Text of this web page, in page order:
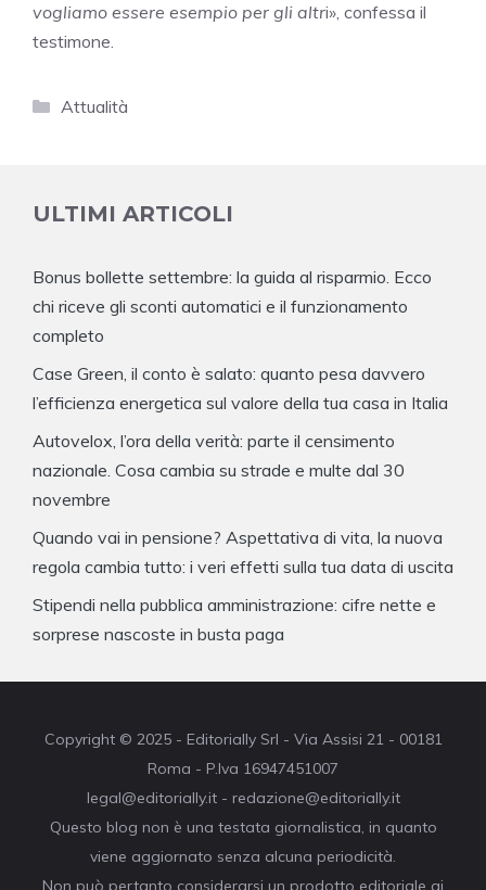
vogliamo essere esempio per gli altri», confessa il
testimone.
Categorie
Attualità
ULTIMI ARTICOLI
Bonus bollette settembre: la guida al risparmio. Ecco
chi riceve gli sconti automatici e il funzionamento
completo
Case Green, il conto è salato: quanto pesa davvero
l’efficienza energetica sul valore della tua casa in Italia
Autovelox, l’ora della verità: parte il censimento
nazionale. Cosa cambia su strade e multe dal 30
novembre
Quando vai in pensione? Aspettativa di vita, la nuova
regola cambia tutto: i veri effetti sulla tua data di uscita
Stipendi nella pubblica amministrazione: cifre nette e
sorprese nascoste in busta paga
Copyright © 2025 - Editorially Srl - Via Assisi 21 - 00181
Roma - P.Iva 16947451007
legal@editorially.it - redazione@editorially.it
Questo blog non è una testata giornalistica, in quanto
viene aggiornato senza alcuna periodicità.